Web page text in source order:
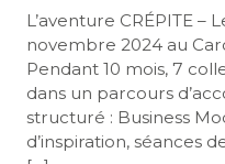
L’aventure CRÉPITE –
novembre 2024 au
Pendant 10 mois, 7
dans un parcours
structuré : Business
d’inspiration, séances